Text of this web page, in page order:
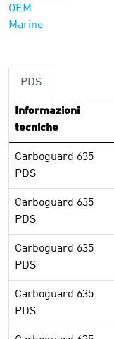
OEM
Marine
PDS
Informazioni
tecniche
Carboguard 635
PDS
Carboguard 635
PDS
Carboguard 635
PDS
Carboguard 635
PDS